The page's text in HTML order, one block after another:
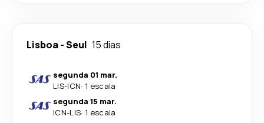
Lisboa-Seul 15 dias
segunda 01 mar.
LIS-ICN· 1 escala
segunda 15 mar.
ICN-LIS· 1 escala